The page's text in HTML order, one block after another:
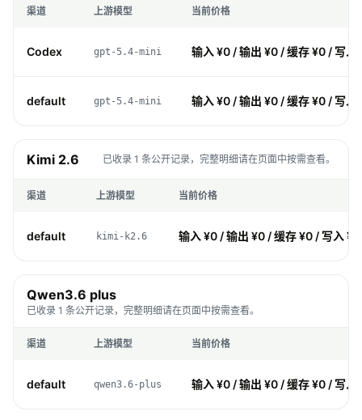
渠道 上游模型 当前价格
Codex gpt-5.4-mini 输入 ¥0 / 输出 ¥0 / 缓存 ¥0 / 写入
default gpt-5.4-mini 输入 ¥0 / 输出 ¥0 / 缓存 ¥0 / 写入
Kimi 2.6 已收录 1 条公开记录，完整明细请在页面中按需查看。
渠道 上游模型 当前价格
default kimi-k2.6 输入 ¥0 / 输出 ¥0 / 缓存 ¥0 / 写入 ¥0
Qwen3.6 plus
已收录 1 条公开记录，完整明细请在页面中按需查看。
渠道 上游模型 当前价格
default qwen3.6-plus 输入 ¥0 / 输出 ¥0 / 缓存 ¥0 / 写入